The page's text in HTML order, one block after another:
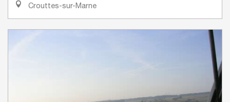
Crouttes-sur-Marne